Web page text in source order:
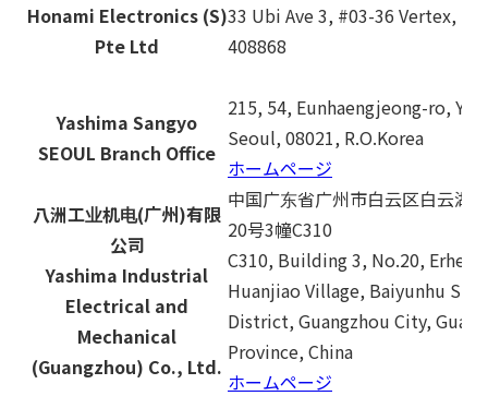
Honami Electronics (S)
Pte Ltd
33 Ubi Ave 3, #03-36 Vertex,
408868
Yashima Sangyo
SEOUL Branch Office
215, 54, Eunhaengjeong-ro,
Seoul, 08021, R.O.Korea
ホームページ
八洲工业机电(广州)有限
公司
Yashima Industrial
Electrical and
Mechanical
(Guangzhou) Co., Ltd.
中国广东省广州市白云区白云湖
20号3幢C310
C310, Building 3, No.20,
Huanjiao Village, Baiyunhu
District, Guangzhou City,
Province, China
ホームページ